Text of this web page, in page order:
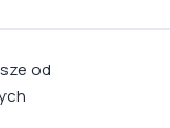
od